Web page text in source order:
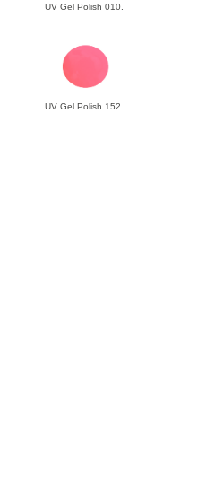
UV Gel Polish 010.
UV Gel Polish 152.